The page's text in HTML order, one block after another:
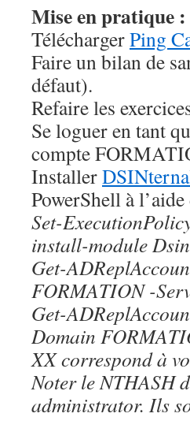
Mise en pratique
TéléchargerPing
Faire un bilan de
défaut).
Refaire les
Se loguer en tant
compte
Installer
PowerShell à
Set-
install-module
Get-
FORMATION -
Get-
Domain
XX correspond à
Noter le NTHASH
administrator. Ils